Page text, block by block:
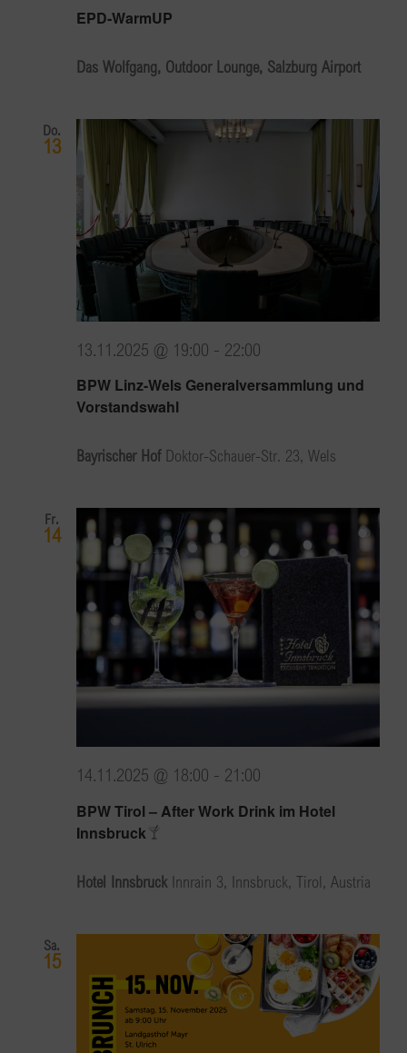
EPD-WarmUP
Das Wolfgang, Outdoor Lounge, Salzburg Airport
Do.
13
BPW Linz-Wels Generalversammlung und
Vorstandswahl
13.11.2025 @ 19:00 - 22:00
Bayrischer Hof Doktor-Schauer-Str. 23, Wels
Fr.
14
BPW Tirol – After Work Drink im Hotel
Innsbruck
14.11.2025 @ 18:00 - 21:00
Hotel Innsbruck Innrain 3, Innsbruck, Tirol, Austria
Sa.
15